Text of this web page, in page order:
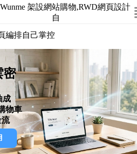
架設網站購物,RWD網頁設計
自
編排自己掌控
密
成
物車
流